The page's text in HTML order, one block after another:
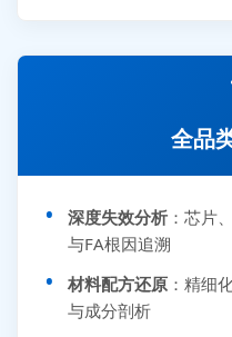
全品
深度失效分析 ：芯片
与FA根因追溯
材料配方还原 ：精细
与成分剖析